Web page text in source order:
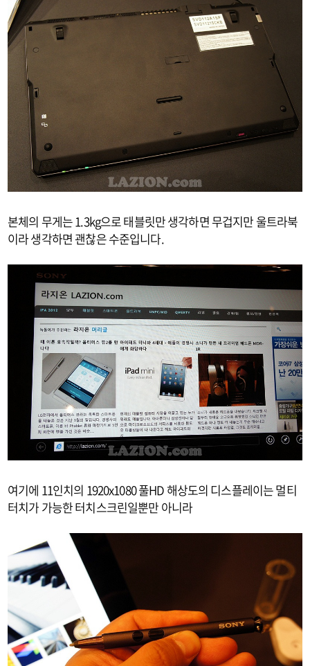
본체의 무게는 1.3kg으로 태블릿만 생각하면 무겁지만 울트라북
이라 생각하면 괜찮은 수준입니다.
여기에 11인치의 1920x1080 풀HD 해상도의 디스플레이는 멀티
터치가 가능한 터치스크린일뿐만 아니라